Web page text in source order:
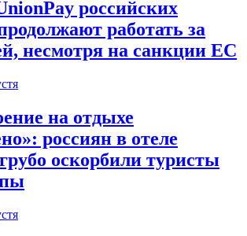
российских
работать за
несмотря на санкции ЕС
на отдыхе
россиян в отеле
оскорбили туристы